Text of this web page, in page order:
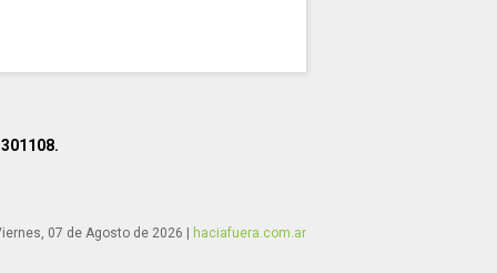
07 de Agosto de 2026 haciafuera.com.ar